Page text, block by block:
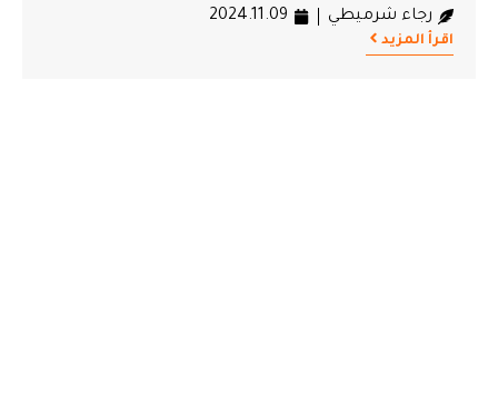
رجاء شرميطي 2024.11.09
اقرأ المزيد